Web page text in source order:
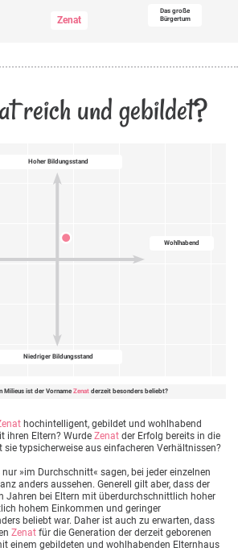
Zenat
Das große
Bürgertum
reich und gebildet?
Hoher Bildungsstand
Wohlhabend
Niedriger Bildungsstand
Milieus ist der Vorname Zenatderzeit besonders beliebt?
hochintelligent, gebildet und wohlhabend
ihren Eltern? Wurde Zenat der Erfolg bereits in die
sie typsicherweise aus einfacheren Verhältnissen?
»im Durchschnitt« sagen, bei jeder einzelnen
anders aussehen. Generell gilt aber, dass der
Jahren bei Eltern mit überdurchschnittlich hoher
hohem Einkommen und geringer
beliebt war. Daher ist auch zu erwarten, dass
Zenat für die Generation der derzeit geborenen
einem gebildeten und wohlhabenden Elternhaus